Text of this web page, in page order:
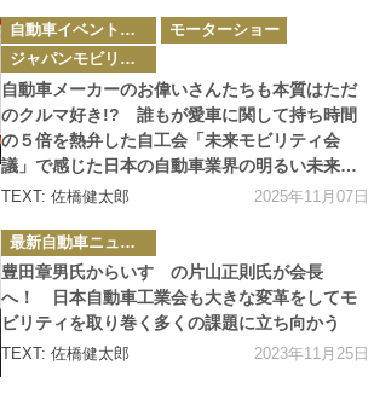
カ
テ
ゴ
リ
ー
自動車イベント・カーイベント
モーターショー
ジャパンモビリティショー
自動車メーカーのお偉いさんたちも本質はただ
のクルマ好き!? 誰もが愛車に関して持ち時間
の５倍を熱弁した自工会「未来モビリティ会
議」で感じた日本の自動車業界の明るい未来
【ジャパンモビリティショー2025】
TEXT: 佐橋健太郎 2025年11月07日
カ
テ
ゴ
リ
ー
最新自動車ニュース
豊田章男氏からいすゞの片山正則氏が会長
へ！ 日本自動車工業会も大きな変革をしてモ
ビリティを取り巻く多くの課題に立ち向かう
TEXT: 佐橋健太郎 2023年11月25日